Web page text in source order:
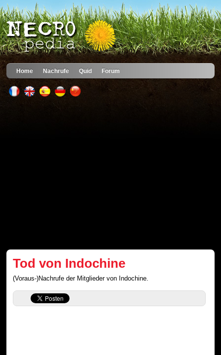
Home Nachrufe Quid Forum
Tod von Indochine
(Voraus-)Nachrufe der Mitglieder von Indochine.